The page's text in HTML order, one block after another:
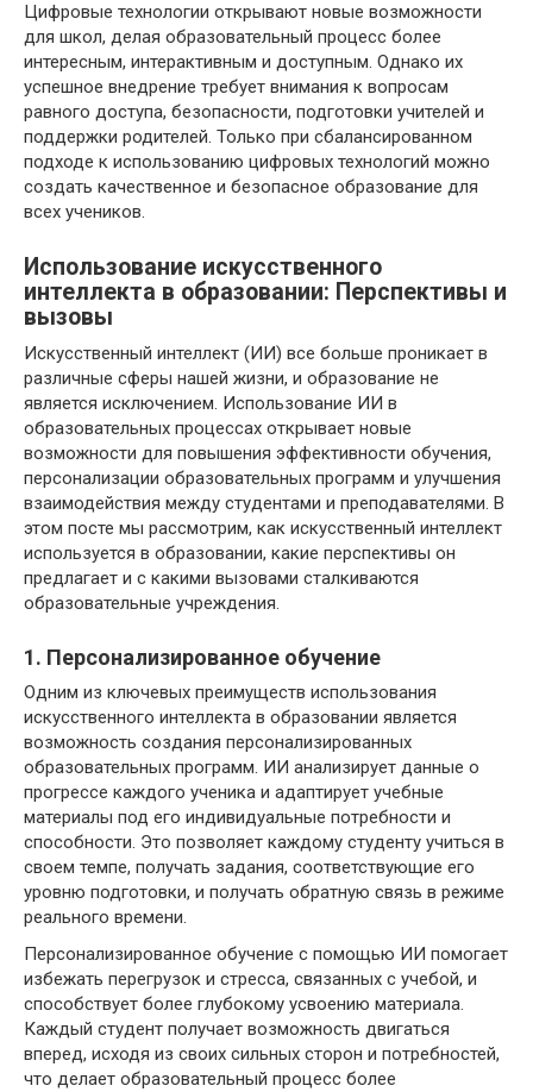
Цифровые технологии открывают новые возможности
для школ, делая образовательный процесс более
интересным, интерактивным и доступным. Однако их
успешное внедрение требует внимания к вопросам
равного доступа, безопасности, подготовки учителей и
поддержки родителей. Только при сбалансированном
подходе к использованию цифровых технологий можно
создать качественное и безопасное образование для
всех учеников.
Использование искусственного
интеллекта в образовании: Перспективы и
вызовы
Искусственный интеллект (ИИ) все больше проникает в
различные сферы нашей жизни, и образование не
является исключением. Использование ИИ в
образовательных процессах открывает новые
возможности для повышения эффективности обучения,
персонализации образовательных программ и улучшения
взаимодействия между студентами и преподавателями. В
этом посте мы рассмотрим, как искусственный интеллект
используется в образовании, какие перспективы он
предлагает и с какими вызовами сталкиваются
образовательные учреждения.
1. Персонализированное обучение
Одним из ключевых преимуществ использования
искусственного интеллекта в образовании является
возможность создания персонализированных
образовательных программ. ИИ анализирует данные о
прогрессе каждого ученика и адаптирует учебные
материалы под его индивидуальные потребности и
способности. Это позволяет каждому студенту учиться в
своем темпе, получать задания, соответствующие его
уровню подготовки, и получать обратную связь в режиме
реального времени.
Персонализированное обучение с помощью ИИ помогает
избежать перегрузок и стресса, связанных с учебой, и
способствует более глубокому усвоению материала.
Каждый студент получает возможность двигаться
вперед, исходя из своих сильных сторон и потребностей,
что делает образовательный процесс более